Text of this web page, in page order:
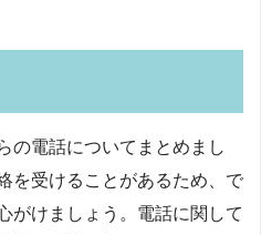
の電話についてまとめまし
を受けることがあるため、で
がけましょう。電話に関して